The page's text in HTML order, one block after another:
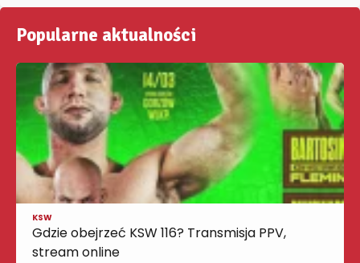
Popularne aktualności
KSW
Gdzie obejrzeć KSW 116? Transmisja PPV,
stream online